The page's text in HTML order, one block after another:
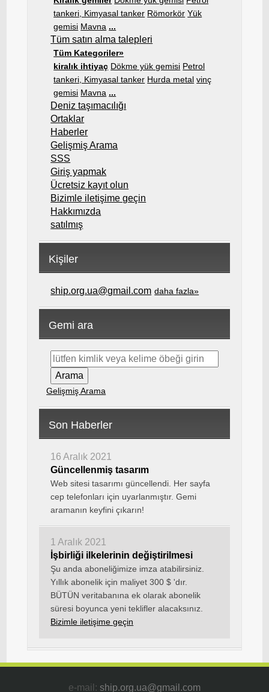
tankeri, Kimyasal tanker Römorkör Yük
gemisi Mavna ...
Tüm satın alma talepleri
Tüm Kategoriler»
kiralık ihtiyaç Dökme yük gemisi Petrol
tankeri, Kimyasal tanker Hurda metal vinç
gemisi Mavna ...
Deniz taşımacılığı
Ortaklar
Haberler
Gelişmiş Arama
SSS
Giriş yapmak
Ücretsiz kayıt olun
Bizimle iletişime geçin
Hakkımızda
satılmış
Kişiler
ship.org.ua@gmail.com daha fazla»
Gemi ara
Gelişmiş Arama
Son Haberler
16 Aralık 2021
Güncellenmiş tasarım
Web sitesi tasarımı güncellendi. Her sayfa
cep telefonları için uyarlanmıştır. Gemi
aramanın keyfini çıkarın!
1 Aralık 2021
İşbirliği ilkelerinin değiştirilmesi
Şu anda aboneliğimize imza atabilirsiniz.
Yıllık abonelik için maliyet 300 $ 'dır.
BÜTÜN veritabanına ek olarak abonelik
süresi boyunca yeni teklifler alacaksınız.
Bizimle iletişime geçin
e-mail: ship.org.ua@gmail.com